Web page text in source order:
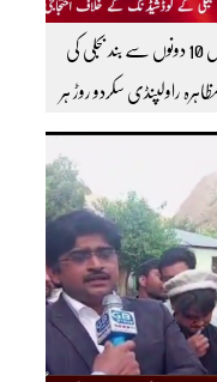
سکردو بگاردو ،قمراہ، شکور آباد بگاردو کےعوام مسلسل 10 دونوں سے بند بجلی کی
راولپنڈی سکردو روڑ ہر
ہمارے یوٹیوب چینل کو